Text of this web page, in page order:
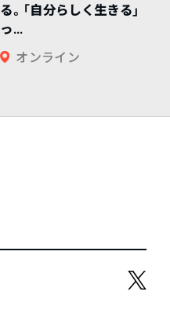
る。「自分らしく生きる」
っ...
オンライン